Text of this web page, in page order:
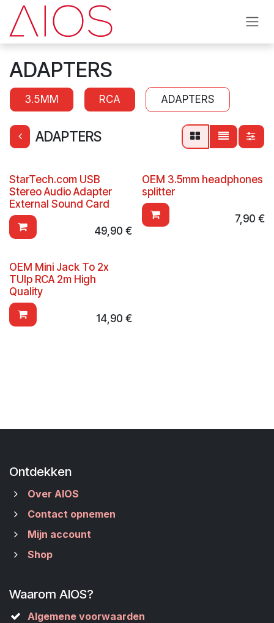
Overslaan naar inhoud
ADAPTERS
3.5MM RCA ADAPTERS
ADAPTERS
StarTech.com USB
Stereo Audio Adapter
External Sound Card
49,90 €
OEM 3.5mm headphones
splitter
7,90 €
OEM Mini Jack To 2x
TUlp RCA 2m High
Quality
14,90 €
Ontdekken
Over AIOS
Contact opnemen
Mijn account
Shop
Waarom AIOS?
Algemene voorwaarden